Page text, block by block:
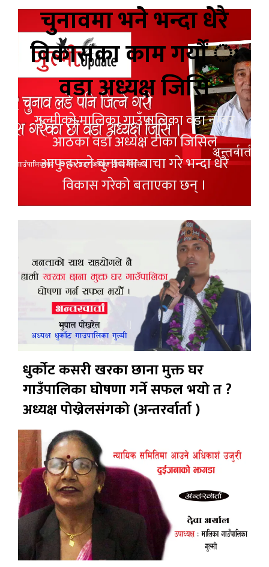
चुनावमा भने भन्दा धेरै
विकासका काम गर्यौं ः
वडा अध्यक्ष जिसि
गुल्मीको मालिका गाउँपालिका वडा नम्वर
आठका वडा अध्यक्ष टीका जिसिले
आफुहरुले चुनावमा बाचा गरे भन्दा धेरै
विकास गरेको बताएका छन् ।
धुर्कोट कसरी खरका छाना मुक्त घर
गाउँपालिका घोषणा गर्ने सफल भयो त ?
अध्यक्ष पोख्रेलसंगको (अन्तरर्वार्ता )